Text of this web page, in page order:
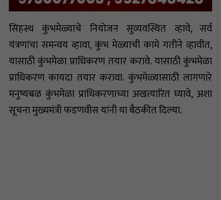
सिंहस्थ कुंभमेळ्याचे नियोजन सुव्यवस्थित व्हावे, सर्व
यंत्रणांचा समन्वय व्हावा, कुंभ मेळ्याची कामे गतीने व्हावीत,
यासाठी कुंभमेळा प्राधिकरण तयार करावे. यासाठी कुंभमेळा
प्राधिकरण कायदा तयार करावा. कुंभमेळ्यासाठी लागणारे
मनुष्यबळ कुंभमेळा प्राधिकरणाच्या अखत्यारित घ्यावे, अशा
सूचना मुख्यमंत्री फडणवीस यांनी या बैठकीत दिल्या.